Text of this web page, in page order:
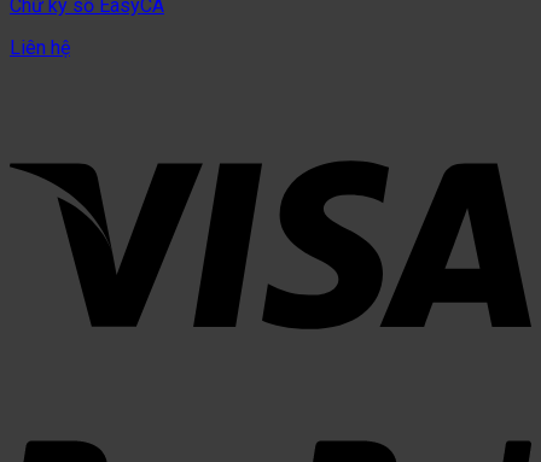
Chữ ký số EasyCA
Liên hệ